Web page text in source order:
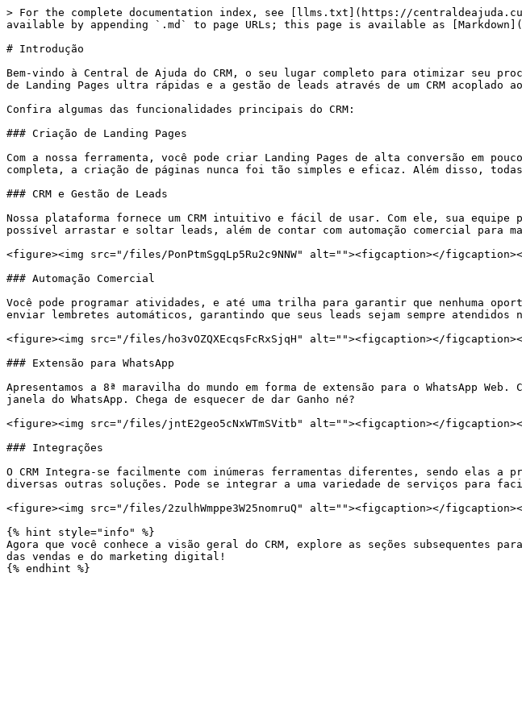
> For the complete documentation index, see [llms.txt](https://
available by appending `.md` to page URLs; this page is available as
# Introdução
Bem-vindo à Central de Ajuda do CRM, o seu lugar completo para otimizar seu
de Landing Pages ultra rápidas e a gestão de leads através de um CRM acoplado ao
Confira algumas das funcionalidades principais do CRM:
### Criação de Landing Pages
Com a nossa ferramenta, você pode criar Landing Pages de alta conversão em
completa, a criação de páginas nunca foi tão simples e eficaz. Além disso,
### CRM e Gestão de Leads
Nossa plataforma fornece um CRM intuitivo e fácil de usar. Com ele, sua equipe
possível arrastar e soltar leads, além de contar com automação comercial para
<figure><img src="/files/PonPtmSgqLp5Ru2c9NNW" alt=""><figcaption></
### Automação Comercial
Você pode programar atividades, e até uma trilha para garantir que nenhuma
enviar lembretes automáticos, garantindo que seus leads sejam sempre atendidos
<figure><img src="/files/ho3vOZQXEcqsFcRxSjqH" alt=""><figcaption></
### Extensão para WhatsApp
Apresentamos a 8ª maravilha do mundo em forma de extensão para o WhatsApp
janela do WhatsApp. Chega de esquecer de dar Ganho né?
<figure><img src="/files/jntE2geo5cNxWTmSVitb" alt=""><figcaption></
### Integrações
O CRM Integra-se facilmente com inúmeras ferramentas diferentes, sendo elas a
diversas outras soluções. Pode se integrar a uma variedade de serviços para
<figure><img src="/files/2zulhWmppe3W25nomruQ" alt=""><figcaption></
{% hint style="info" %}
Agora que você conhece a visão geral do CRM, explore as seções subsequentes
das vendas e do marketing digital!